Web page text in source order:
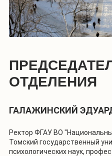
ОТДЕЛЕНИЯ
ГАЛАЖИНСКИЙ
Ректор ФГАУ ВО
Томский государственный
психологических наук,